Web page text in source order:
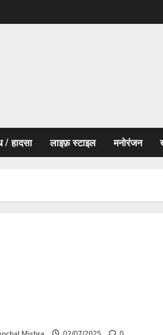
/ हादसा लाइफ़ स्टाइल मनोरंजन